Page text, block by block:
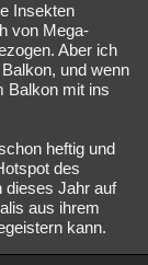
Insekten
von Mega-
Aber ich
und wenn
Balkon mit ins
heftig und
des
dieses Jahr auf
aus ihrem
kann.